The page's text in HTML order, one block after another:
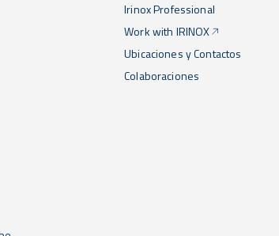
Irinox Professional
Work with IRINOX
Ubicaciones y Contactos
Colaboraciones